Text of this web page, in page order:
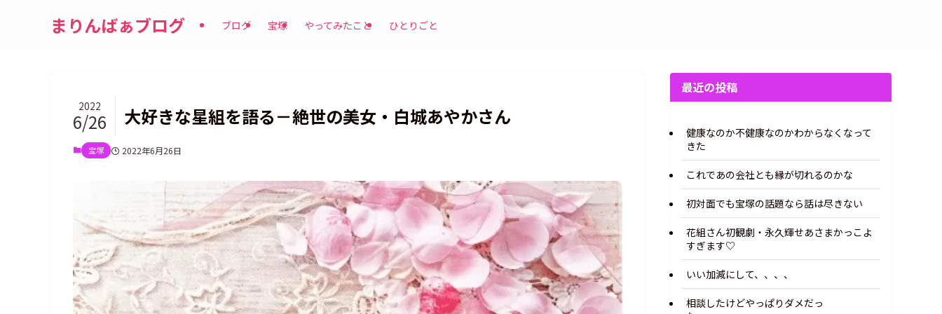
まりんばぁブログ ブログ 宝塚 やってみたこと ひとりごと
大好きな星組を語る－絶世の美女・白城あやかさん
2022
6/26
宝塚 2022年6月26日
最近の投稿
健康なのか不健康なのかわからなくなって
きた
これであの会社とも縁が切れるのかな
初対面でも宝塚の話題なら話は尽きない
花組さん初観劇・永久輝せあさまかっこよ
すぎます♡
いい加減にして、、、、
相談したけどやっぱりダメだっ